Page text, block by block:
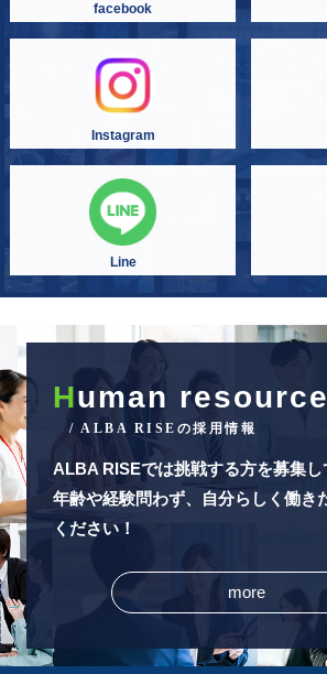
facebook
Instagram
Line
Human
/ ALBA RISEの採用情報
ALBA RISEでは挑戦する方を募集し
年齢や経験問わず、自分らしく働き
ください！
more